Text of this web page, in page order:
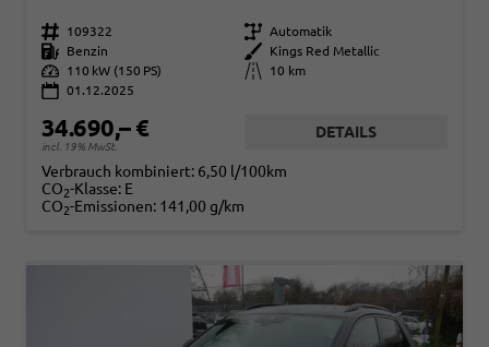
Fahrzeugnr. 109322 Getriebe Automatik
Kraftstoff
Benzin Außenfarbe
Kings Red Metallic
Leistung
110 kW (150 PS) Kilometerstand
10 km
01.12.2025
34.690,– €
incl. 19% MwSt.
DETAILS
Verbrauch kombiniert: 6,50 l/100km
CO2-Klasse: E
CO2-Emissionen: 141,00 g/km